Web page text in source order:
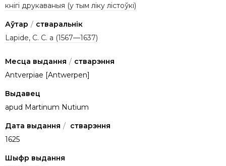
кнігі друкаваныя (у тым ліку лістоўкі)
Аўтар / стваральнік
Lapide, C. C. a (1567—1637)
Месца выдання / стварэння
Antverpiae [Antwerpen]
Выдавец
apud Martinum Nutium
Дата выдання / стварэння
1625
Шыфр выдання